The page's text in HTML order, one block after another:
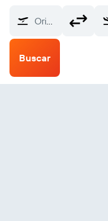
Origen
Buscar